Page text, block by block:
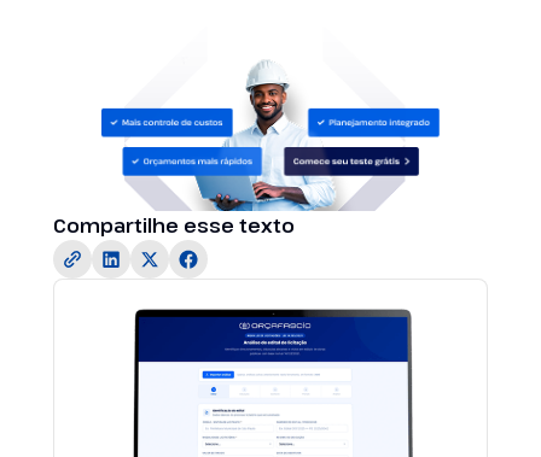
Compartilhe esse texto